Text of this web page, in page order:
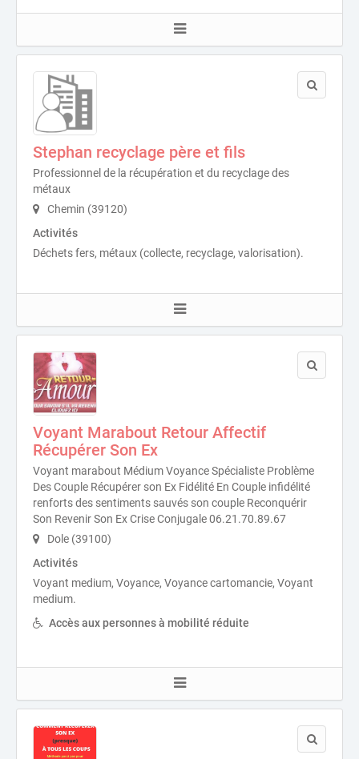
Stephan recyclage père et fils
Professionnel de la récupération et du recyclage des
métaux
Chemin (39120)
Activités
Déchets fers, métaux (collecte, recyclage, valorisation).
Voyant Marabout Retour Affectif
Récupérer Son Ex
Voyant marabout Médium Voyance Spécialiste Problème
Des Couple Récupérer son Ex Fidélité En Couple infidélité
renforts des sentiments sauvés son couple Reconquérir
Son Revenir Son Ex Crise Conjugale 06.21.70.89.67
Dole (39100)
Activités
Voyant medium, Voyance, Voyance cartomancie, Voyant
medium.
Accès aux personnes à mobilité réduite